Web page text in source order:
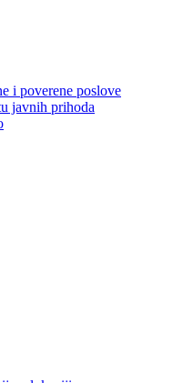
i poverene poslove
javnih prihoda